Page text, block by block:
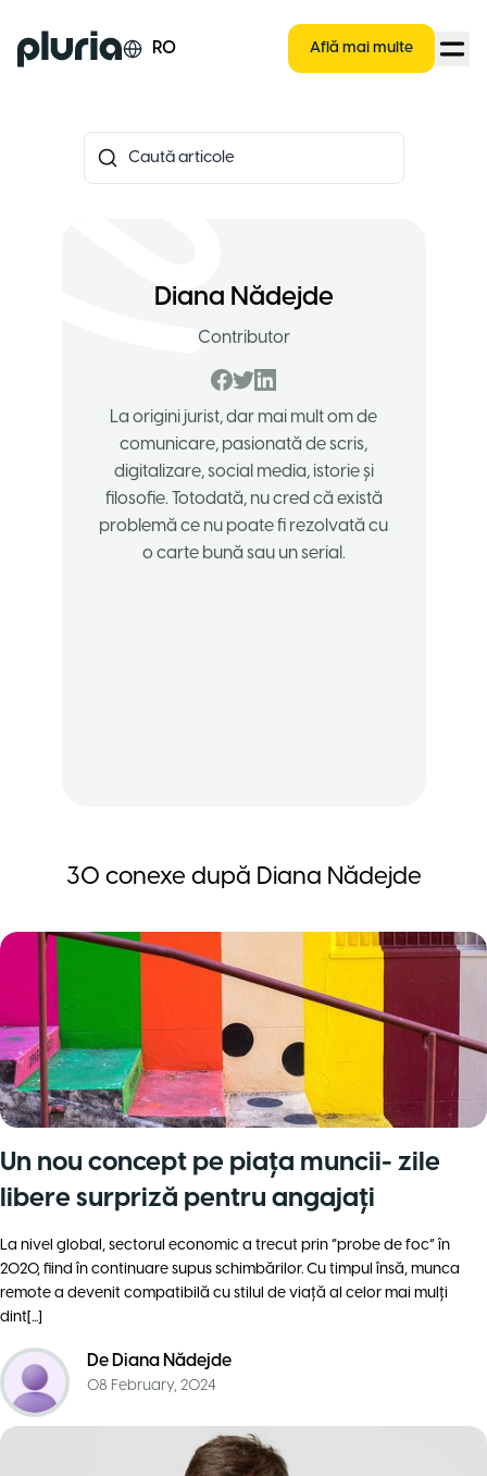
Logo Pluria RO Află mai multe
Diana Nădejde
Contributor
La origini jurist, dar mai mult om de
comunicare, pasionată de scris,
digitalizare, social media, istorie şi
filosofie. Totodată, nu cred că există
problemă ce nu poate fi rezolvată cu
o carte bună sau un serial.
30 conexe după Diana Nădejde
Un nou concept pe piaţa muncii- zile
libere surpriză pentru angajaţi
La nivel global, sectorul economic a trecut prin “probe de foc” în
2020, fiind în continuare supus schimbărilor. Cu timpul însă, munca
remote a devenit compatibilă cu stilul de viaţă al celor mai mulţi
dint[...]
De Diana Nădejde
08 February, 2024